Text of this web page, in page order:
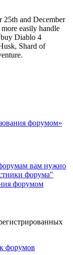
25th and December
easily handle
Diablo 4
Shard of
форумом»
вам нужно
форума"
форумом
форумов